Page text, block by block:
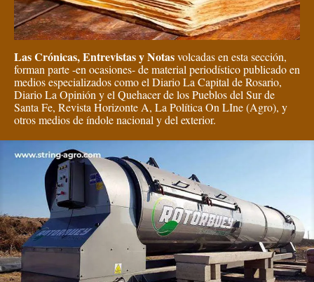
Las Crónicas, Entrevistas y Notasvolcadas en esta sección,
forman parte -en ocasiones- de material periodístico publicado en
medios especializados como el Diario La Capital de Rosario,
Diario La Opinión y el Quehacer de los Pueblos del Sur de
Santa Fe, Revista Horizonte A, La Política On LIne (Agro), y
otros medios de índole nacional y del exterior.